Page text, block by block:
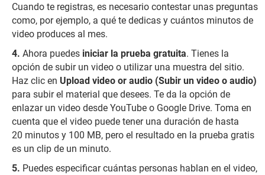
Cuando te registras, es necesario contestar unas preguntas
como, por ejemplo, a qué te dedicas y cuántos minutos de
video produces al mes.
Ahora puedes iniciar la prueba gratuita. Tienes la
opción de subir un video o utilizar una muestra del sitio.
Haz clic en Upload video or audio (Subir un video o audio)
para subir el material que desees. Te da la opción de
enlazar un video desde YouTube o Google Drive. Toma en
cuenta que el video puede tener una duración de hasta
20 minutos y 100 MB, pero el resultado en la prueba gratis
es un clip de un minuto.
Puedes especificar cuántas personas hablan en el video,